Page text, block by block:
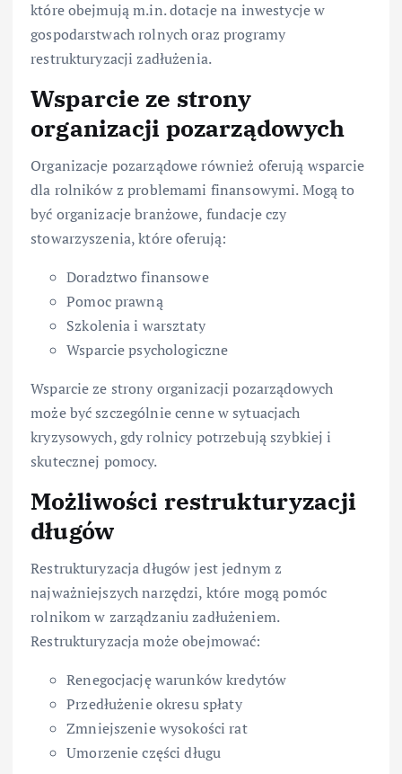
które obejmują m.in. dotacje na inwestycje w
gospodarstwach rolnych oraz programy
restrukturyzacji zadłużenia.
Wsparcie ze strony
organizacji pozarządowych
Organizacje pozarządowe również oferują wsparcie
dla rolników z problemami finansowymi. Mogą to
być organizacje branżowe, fundacje czy
stowarzyszenia, które oferują:
Doradztwo finansowe
Pomoc prawną
Szkolenia i warsztaty
Wsparcie psychologiczne
Wsparcie ze strony organizacji pozarządowych
może być szczególnie cenne w sytuacjach
kryzysowych, gdy rolnicy potrzebują szybkiej i
skutecznej pomocy.
Możliwości restrukturyzacji
długów
Restrukturyzacja długów jest jednym z
najważniejszych narzędzi, które mogą pomóc
rolnikom w zarządzaniu zadłużeniem.
Restrukturyzacja może obejmować:
Renegocjację warunków kredytów
Przedłużenie okresu spłaty
Zmniejszenie wysokości rat
Umorzenie części długu